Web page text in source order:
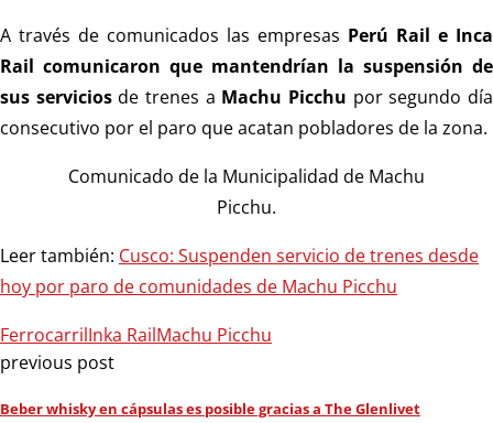
A través de comunicados las empresas Perú Rail e Inca
Rail comunicaron que mantendrían la suspensión de
sus serviciosde trenes a Machu Picchu por segundo día
consecutivo por el paro que acatan pobladores de la zona.
Comunicado de la Municipalidad de Machu
Picchu.
Leer también: Cusco: Suspenden servicio de trenes desde
hoy por paro de comunidades de Machu Picchu
FerrocarrilInka RailMachu Picchu
previous post
Beber whisky en cápsulas es posible gracias a The Glenlivet